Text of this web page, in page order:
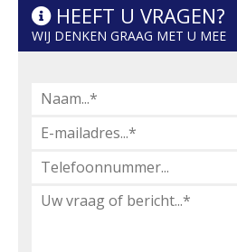
HEEFT U VRAGEN?
WIJ DENKEN GRAAG MET U MEE